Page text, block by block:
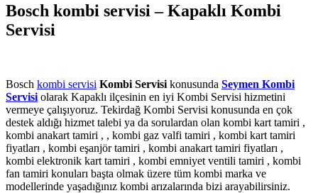
Bosch kombi servisi – Kapaklı Kombi
Servisi
Bosch kombi servisi Kombi Servisi konusunda Seymen Kombi
Servisi olarak Kapaklı ilçesinin en iyi Kombi Servisi hizmetini
vermeye çalışıyoruz. Tekirdağ Kombi Servisi konusunda en çok
destek aldığı hizmet talebi ya da sorulardan olan kombi kart tamiri ,
kombi anakart tamiri , , kombi gaz valfi tamiri , kombi kart tamiri
fiyatları , kombi eşanjör tamiri , kombi anakart tamiri fiyatları ,
kombi elektronik kart tamiri , kombi emniyet ventili tamiri , kombi
fan tamiri konuları başta olmak üzere tüm kombi marka ve
modellerinde yaşadığınız kombi arızalarında bizi arayabilirsiniz.